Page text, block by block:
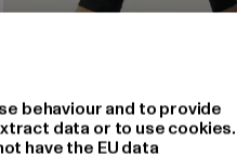
behaviour and to provide
data or to use cookies.
have the EU data